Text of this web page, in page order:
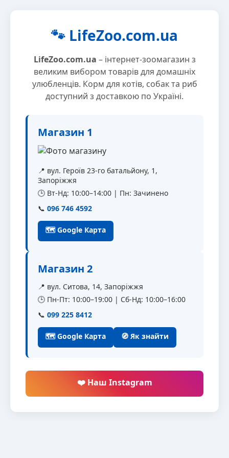
🐾 LifeZoo.com.ua
LifeZoo.com.ua – інтернет-зоомагазин з
великим вибором товарів для домашніх
улюбленців. Корм для котів, собак та риб
доступний з доставкою по Україні.
Магазин 1
📍 вул. Героїв 23-го батальйону, 1,
Запоріжжя
🕒 Вт-Нд: 10:00–14:00 | Пн: Зачинено
📞 096 746 4592
🗺 Google Карта
Магазин 2
📍 вул. Ситова, 14, Запоріжжя
🕒 Пн-Пт: 10:00–19:00 | Сб-Нд: 10:00–16:00
📞 099 225 8412
🗺 Google Карта 🧭 Як знайти
❤️ Наш Instagram